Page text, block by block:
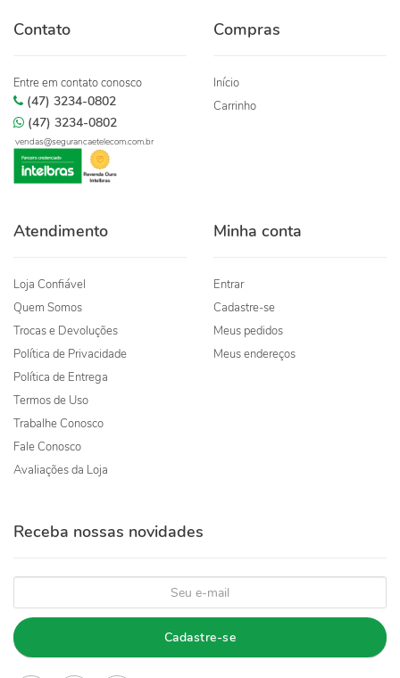
Contato
Entre em contato conosco
(47) 3234-0802
(47) 3234-0802
vendas@segurancaetelecom.com.br
Compras
Início
Carrinho
Atendimento
Loja Confiável
Quem Somos
Trocas e Devoluções
Política de Privacidade
Política de Entrega
Termos de Uso
Trabalhe Conosco
Fale Conosco
Avaliações da Loja
Minha conta
Entrar
Cadastre-se
Meus pedidos
Meus endereços
Receba nossas novidades
Cadastre-se